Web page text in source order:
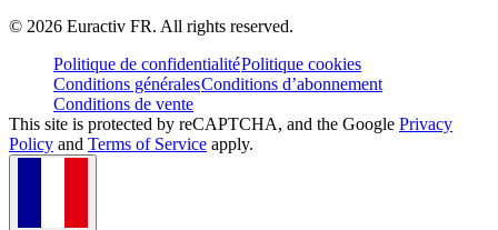
© 2026 Euractiv FR. All rights reserved.
Politique de confidentialitéPolitique cookies
Conditions généralesConditions d’abonnement
Conditions de vente
This site is protected by reCAPTCHA, and the Google Privacy
Policy and Terms of Service apply.